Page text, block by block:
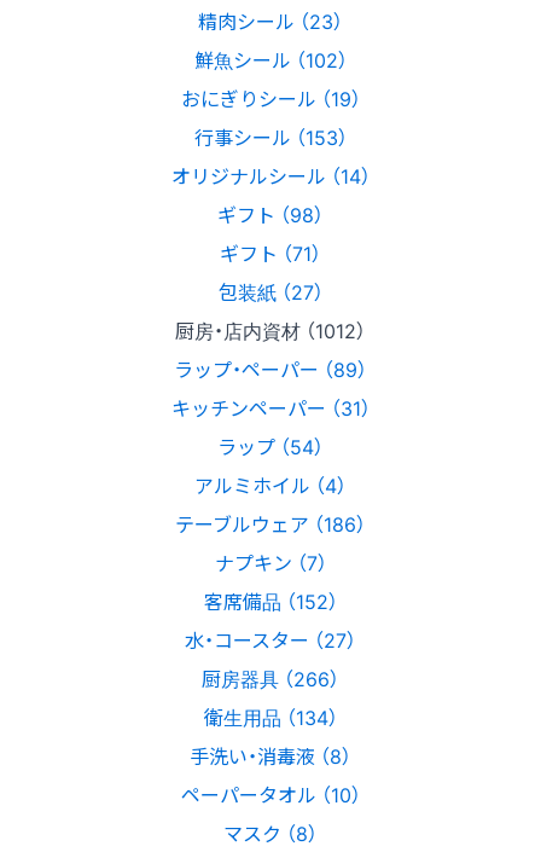
精肉シール （23）
鮮魚シール （102）
おにぎりシール （19）
行事シール （153）
オリジナルシール （14）
ギフト （98）
ギフト （71）
包装紙 （27）
厨房・店内資材 （1012）
ラップ・ペーパー （89）
キッチンペーパー （31）
ラップ （54）
アルミホイル （4）
テーブルウェア （186）
ナプキン （7）
客席備品 （152）
水・コースター （27）
厨房器具 （266）
衛生用品 （134）
手洗い・消毒液 （8）
ペーパータオル （10）
マスク （8）